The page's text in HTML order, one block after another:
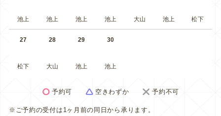
池上 池上 池上 池上 大山 池上 松下
27
松下
28
大山
29
池上
30
池上
予約可 空きわずか 予約不可
※ご予約の受付は1ヶ月前の同日から承ります。